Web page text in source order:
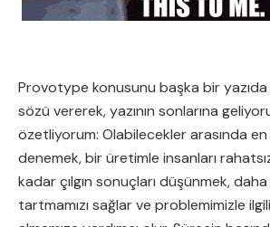
Provotype konusunu başka bir
sözü vererek, yazının sonlarına
özetliyorum: Olabilecekler arasında
denemek, bir üretimle insanları
kadar çılgın sonuçları düşünmek, daha
tartmamızı sağlar ve problemimizle